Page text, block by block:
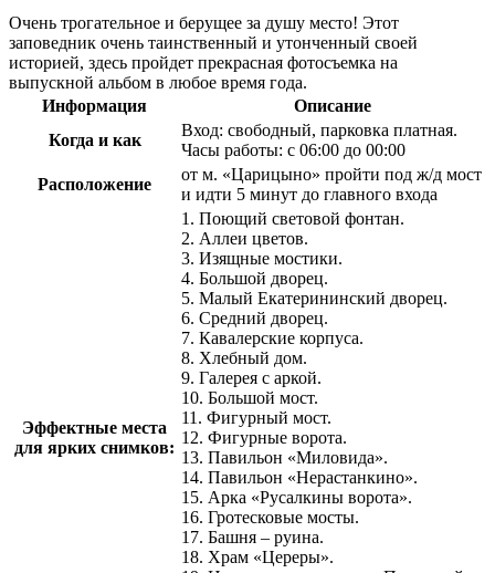
Очень трогательное и берущее за душу место! Этот
заповедник очень таинственный и утонченный своей
историей, здесь пройдет прекрасная фотосъемка на
выпускной альбом в любое время года.
Информация
Описание
Когда и как
Вход: свободный, парковка платная.
Часы работы: с 06:00 до 00:00
Расположение
от м. «Царицыно» пройти под ж/д мост
и идти 5 минут до главного входа
Эффектные места
для ярких снимков:
1. Поющий световой фонтан.
2. Аллеи цветов.
3. Изящные мостики.
4. Большой дворец.
5. Малый Екатерининский дворец.
6. Средний дворец.
7. Кавалерские корпуса.
8. Хлебный дом.
9. Галерея с аркой.
10. Большой мост.
11. Фигурный мост.
12. Фигурные ворота.
13. Павильон «Миловида».
14. Павильон «Нерастанкино».
15. Арка «Русалкины ворота».
16. Гротесковые мосты.
17. Башня – руина.
18. Храм «Цереры».